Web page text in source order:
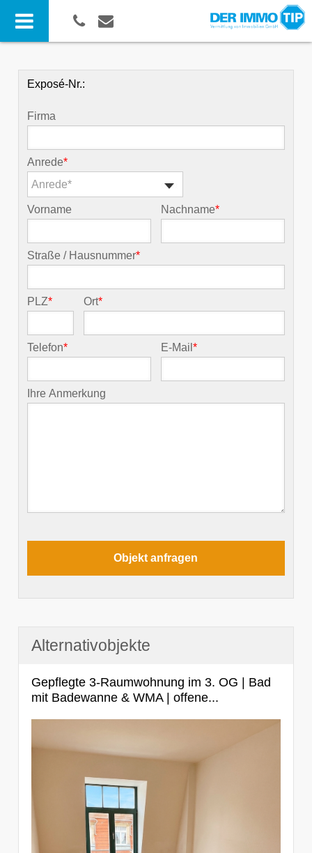
Exposé-Nr.:
Firma
Anrede*
Anrede*
Vorname Nachname*
Straße / Hausnummer*
PLZ* Ort*
Telefon* E-Mail*
Ihre Anmerkung
Alternativobjekte
Gepflegte 3-Raumwohnung im 3. OG | Bad
mit Badewanne & WMA | offene...